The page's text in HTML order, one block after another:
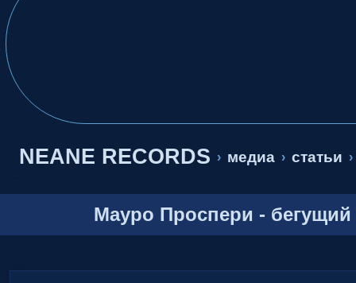
NEANE RECORDS › медиа › статьи ›
Мауро Проспери - бегущий